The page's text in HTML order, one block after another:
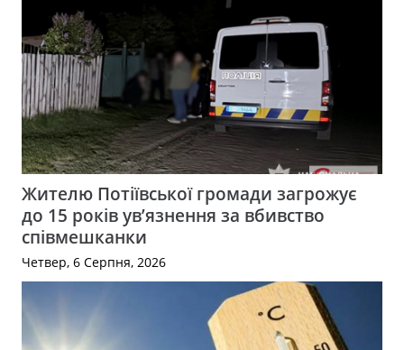
Жителю Потіївської громади загрожує
до 15 років ув’язнення за вбивство
співмешканки
Четвер, 6 Серпня, 2026